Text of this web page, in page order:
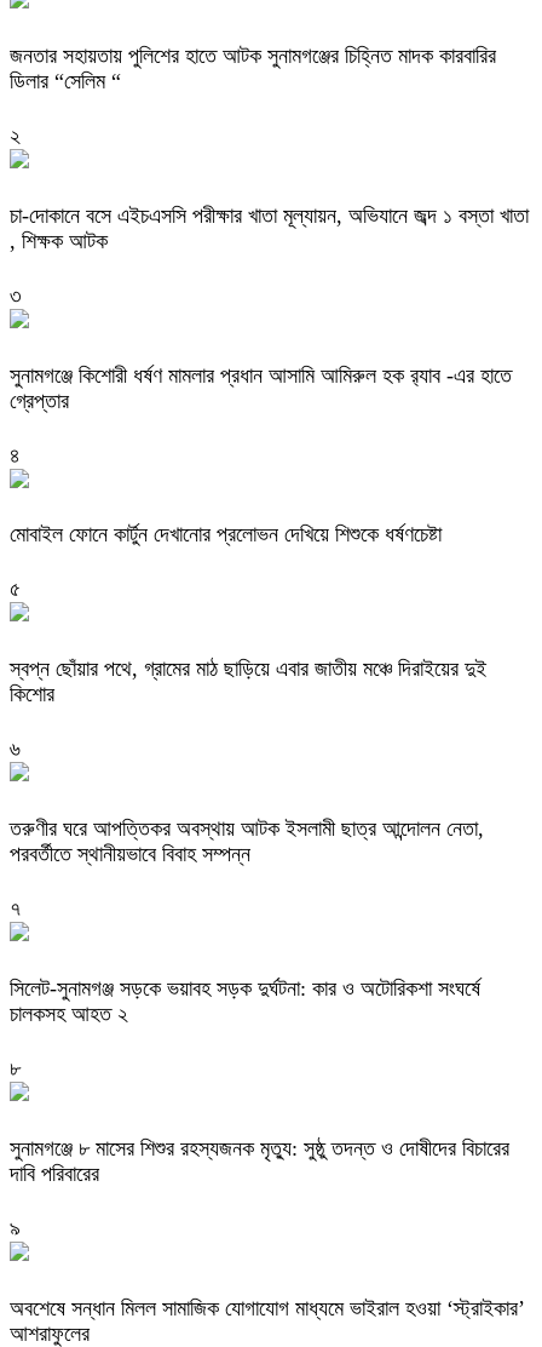
জনতার সহায়তায় পুলিশের হাতে আটক সুনামগঞ্জের চিহ্নিত মাদক কারবারির
ডিলার “সেলিম “
২
চা-দোকানে বসে এইচএসসি পরীক্ষার খাতা মূল্যায়ন, অভিযানে জব্দ ১ বস্তা খাতা
, শিক্ষক আটক
৩
‎সুনামগঞ্জে কিশোরী ধর্ষণ মামলার প্রধান আসামি আমিরুল হক র‌্যাব -এর হাতে
গ্রেপ্তার
৪
মোবাইল ফোনে কার্টুন দেখানোর প্রলোভন দেখিয়ে শিশুকে ধর্ষণচেষ্টা
৫
স্বপ্ন ছোঁয়ার পথে, গ্রামের মাঠ ছাড়িয়ে এবার জাতীয় মঞ্চে দিরাইয়ের দুই
কিশোর
৬
তরুণীর ঘরে আপত্তিকর অবস্থায় আটক ইসলামী ছাত্র আন্দোলন নেতা,
পরবর্তীতে স্থানীয়ভাবে বিবাহ সম্পন্ন
৭
সিলেট-সুনামগঞ্জ সড়কে ভয়াবহ সড়ক দুর্ঘটনা: কার ও অটোরিকশা সংঘর্ষে
চালকসহ আহত ২
৮
সুনামগঞ্জে ৮ মাসের শিশুর রহস্যজনক মৃত্যু: সুষ্ঠু তদন্ত ও দোষীদের বিচারের
দাবি পরিবারের
৯
অবশেষে সন্ধান মিলল সামাজিক যোগাযোগ মাধ্যমে ভাইরাল হওয়া ‘স্ট্রাইকার’
আশরাফুলের